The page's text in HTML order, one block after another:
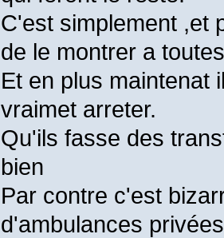
C'est simplement ,et
de le montrer a
Et en plus maintenat
vraimet arreter.
Qu'ils fasse des
bien
Par contre c'est
d'ambulances